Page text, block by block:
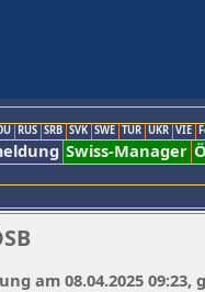
RUS SRB SVK SWE TUR UKR VIE
Swiss-Manager
am 08.04.2025